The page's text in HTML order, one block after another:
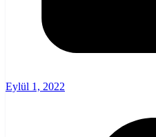
Eylül 1, 2022